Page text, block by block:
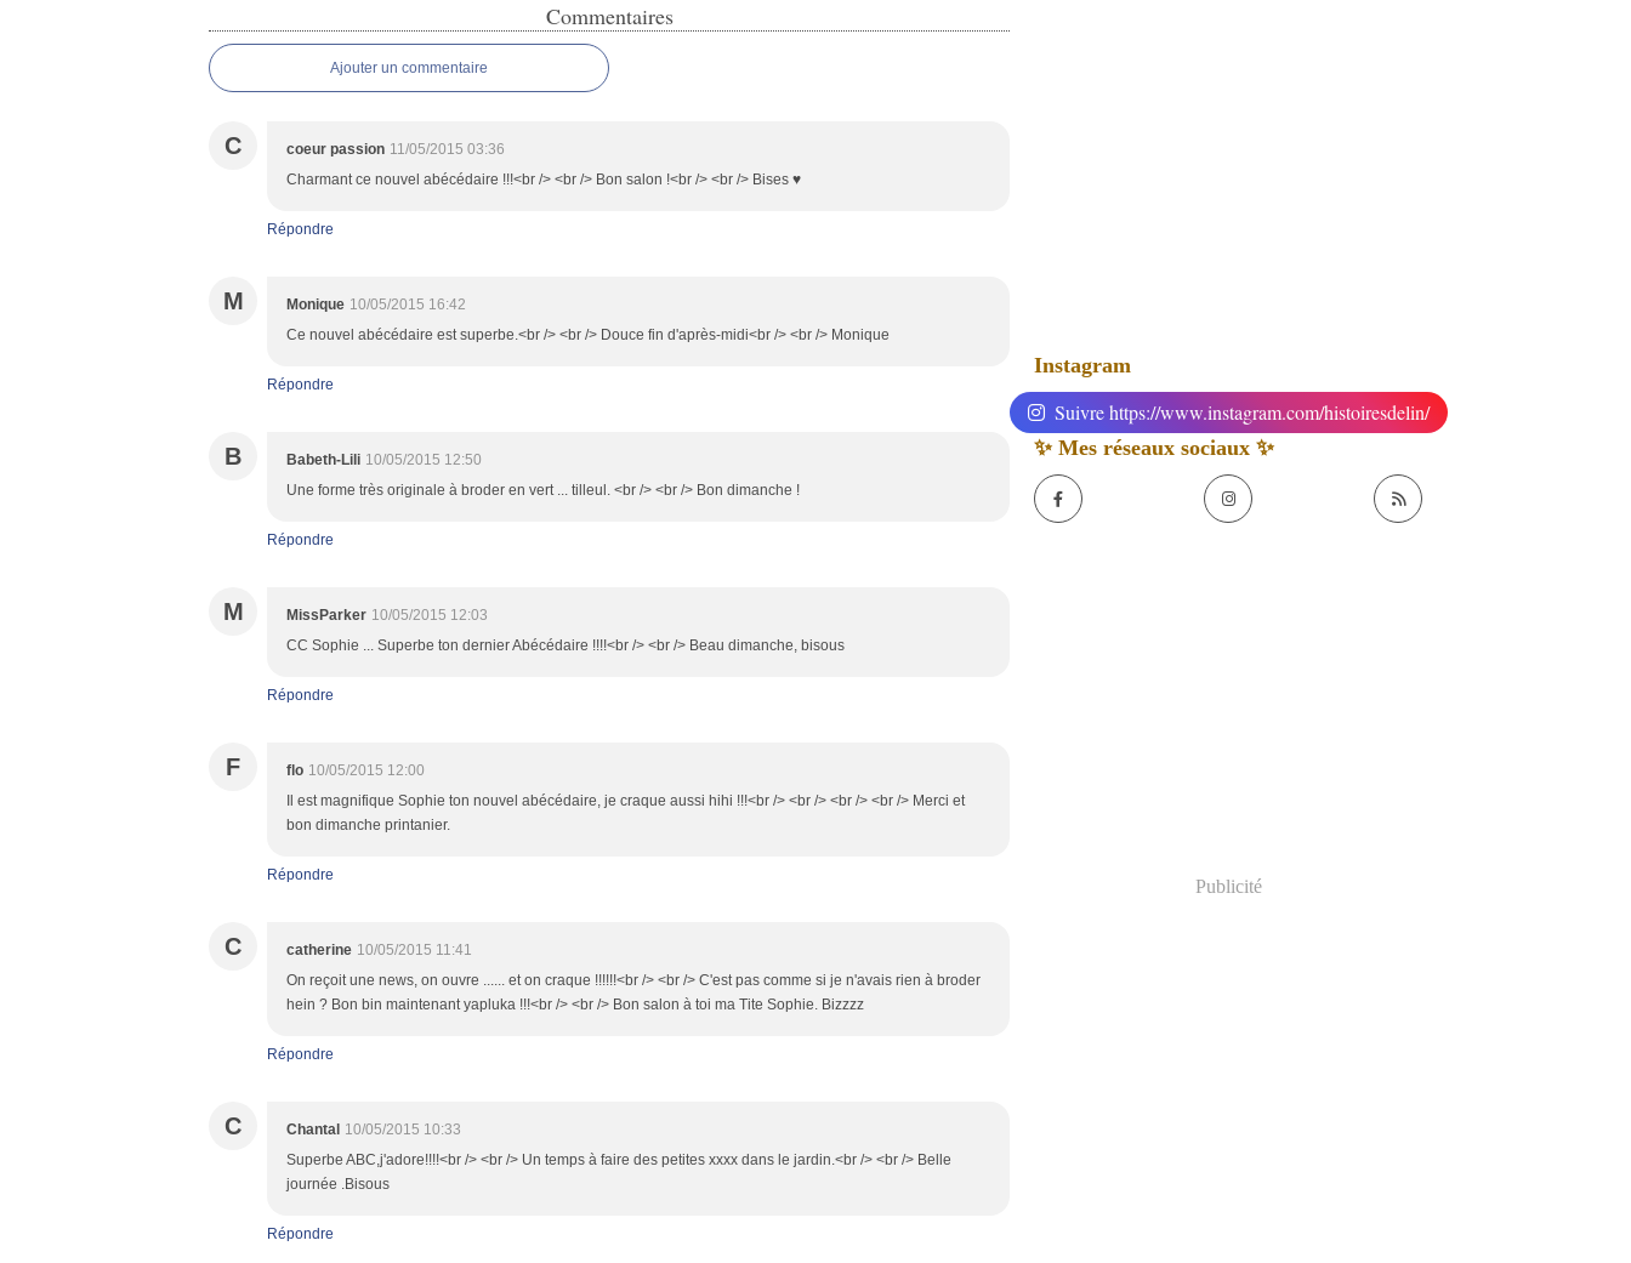
Commentaires
Ajouter un commentaire
C coeur passion 11/05/2015 03:36
Charmant ce nouvel abécédaire !!!<br /> <br /> Bon salon !<br /> <br /> Bises ♥
Répondre
M Monique 10/05/2015 16:42
Ce nouvel abécédaire est superbe.<br /> <br /> Douce fin d'après-midi<br /> <br /> Monique
Répondre
B Babeth-Lili 10/05/2015 12:50
Une forme très originale à broder en vert ... tilleul. <br /> <br /> Bon dimanche !
Répondre
M MissParker 10/05/2015 12:03
CC Sophie ... Superbe ton dernier Abécédaire !!!!<br /> <br /> Beau dimanche, bisous
Répondre
F flo 10/05/2015 12:00
Il est magnifique Sophie ton nouvel abécédaire, je craque aussi hihi !!!<br /> <br /> <br /> <br /> Merci et
bon dimanche printanier.
Répondre
C catherine 10/05/2015 11:41
On reçoit une news, on ouvre ...... et on craque !!!!!!<br /> <br /> C'est pas comme si je n'avais rien à broder
hein ? Bon bin maintenant yapluka !!!<br /> <br /> Bon salon à toi ma Tite Sophie. Bizzzz
Répondre
C Chantal 10/05/2015 10:33
Superbe ABC,j'adore!!!!<br /> <br /> Un temps à faire des petites xxxx dans le jardin.<br /> <br /> Belle
journée .Bisous
Répondre
Instagram
Suivre https://www.instagram.com/histoiresdelin/
✨ Mes réseaux sociaux ✨
Publicité